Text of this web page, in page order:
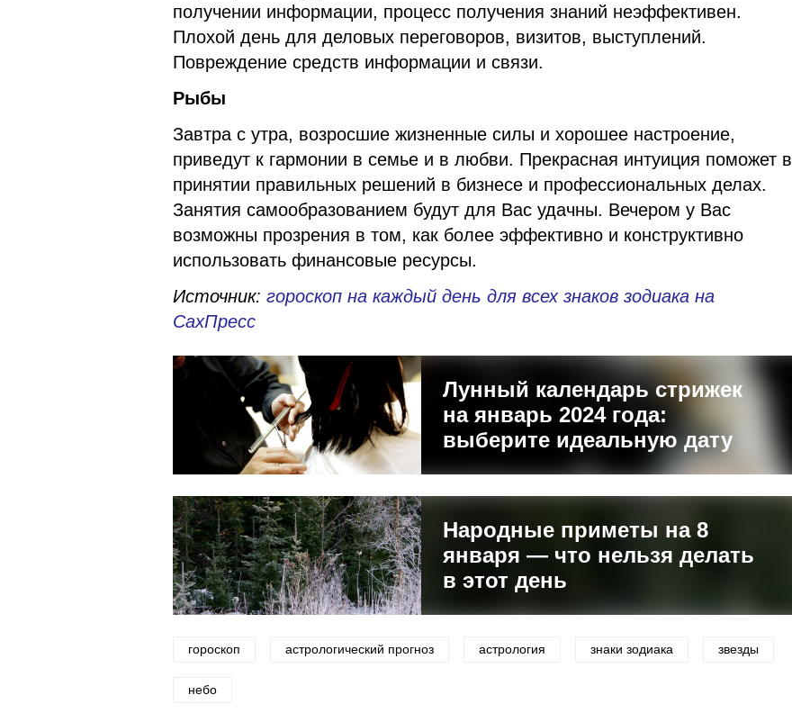
получении информации, процесс получения знаний неэффективен.
Плохой день для деловых переговоров, визитов, выступлений.
Повреждение средств информации и связи.
Рыбы
Завтра с утра, возросшие жизненные силы и хорошее настроение,
приведут к гармонии в семье и в любви. Прекрасная интуиция поможет в
принятии правильных решений в бизнесе и профессиональных делах.
Занятия самообразованием будут для Вас удачны. Вечером у Вас
возможны прозрения в том, как более эффективно и конструктивно
использовать финансовые ресурсы.
Источник: гороскоп на каждый день для всех знаков зодиака на
СахПресс
Лунный календарь стрижек
на январь 2024 года:
выберите идеальную дату
Народные приметы на 8
января — что нельзя делать
в этот день
гороскоп астрологический прогноз астрология знаки зодиака звезды
небо